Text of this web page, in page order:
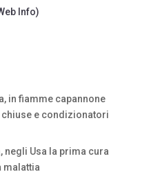
Info)
in fiamme capannone
chiuse e condizionatori
Usa la prima cura
malattia